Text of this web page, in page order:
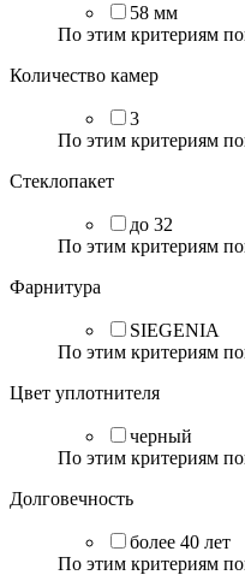
58 мм
По этим критериям
Количество камер
3
По этим критериям
Стеклопакет
до 32
По этим критериям
Фарнитура
SIEGENIA
По этим критериям
Цвет уплотнителя
черный
По этим критериям
Долговечность
более 40 лет
По этим критериям